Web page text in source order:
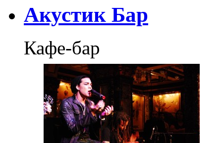
Акустик Бар
Кафе-бар